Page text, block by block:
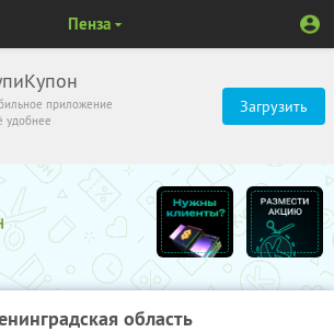
приложение
удобнее
Загрузить
Пенза
область